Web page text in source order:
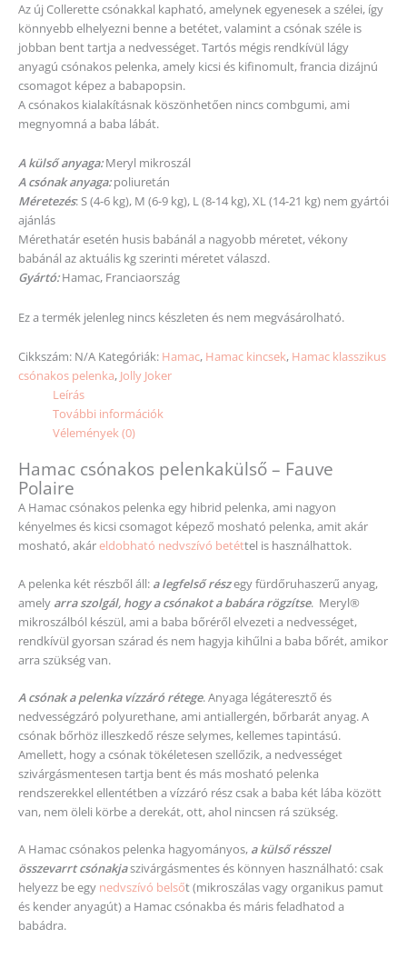
Az új Collerette csónakkal kapható, amelynek egyenesek a szélei, így
könnyebb elhelyezni benne a betétet, valamint a csónak széle is
jobban bent tartja a nedvességet.Tartós mégis rendkívül lágy
anyagú csónakos pelenka, amely kicsi és kifinomult, francia dizájnú
csomagot képez a babapopsin.
A csónakos kialakításnak köszönhetően nincs combgumi, ami
megnyomná a baba lábát.
A külső anyaga:Meryl mikroszál
A csónak anyaga:poliuretán
Méretezés: S (4-6 kg), M (6-9 kg), L (8-14 kg), XL (14-21 kg) nem gyártói
ajánlás
Mérethatár esetén husis babánál a nagyobb méretet, vékony
babánál az aktuális kgszerinti méretetválaszd.
Gyártó:Hamac, Franciaország
Ez a termék jelenleg nincs készleten és nem megvásárolható.
Cikkszám: N/A Kategóriák: Hamac, Hamac kincsek, Hamac klasszikus
csónakos pelenka, Jolly Joker
Leírás
További információk
Vélemények (0)
Hamac csónakos pelenkakülső – Fauve
Polaire
A Hamac csónakos pelenka egy hibrid pelenka, ami nagyon
kényelmes és kicsi csomagot képező mosható pelenka, amit akár
mosható, akáreldobható nedvszívó betéttel is használhattok.
A pelenka két részből áll: a legfelső részegy fürdőruhaszerű anyag,
amely arra szolgál, hogy a csónakot a babára rögzítse. Meryl®
mikroszálból készül, ami a baba bőréről elvezeti a nedvességet,
rendkívül gyorsan szárad és nem hagyja kihűlni a baba bőrét, amikor
arra szükség van.
A csónak a pelenka vízzáró rétege. Anyaga légáteresztő és
nedvességzáró polyurethane, ami antiallergén, bőrbarát anyag. A
csónak bőrhöz illeszkedő része selymes, kellemes tapintású.
Amellett, hogy a csónak tökéletesen szellőzik, a nedvességet
szivárgásmentesen tartja bent és más mosható pelenka
rendszerekkel ellentétben a vízzáró rész csak a baba két lába között
van, nem öleli körbe a derekát, ott, ahol nincsen rá szükség.
A Hamac csónakos pelenka hagyományos, a külső résszel
összevarrt csónakjaszivárgásmentes és könnyen használható: csak
helyezz be egy nedvszívó belsőt (mikroszálas vagy organikus pamut
és kender anyagút) a Hamac csónakba és máris feladhatod a
babádra.